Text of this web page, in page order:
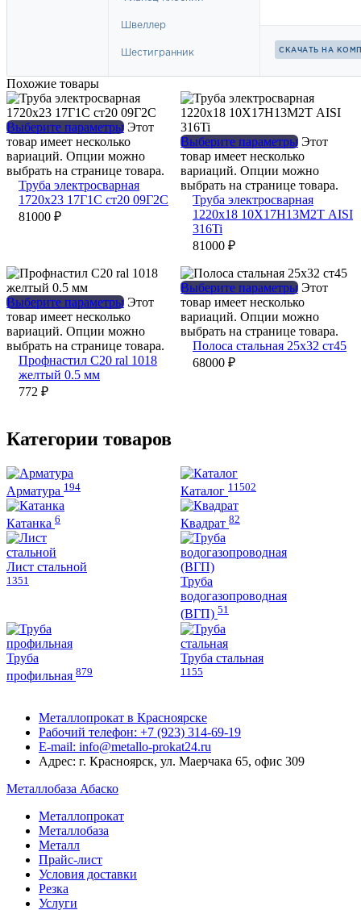
Похожие товары
Выберите параметры Этот
товар имеет несколько
вариаций. Опции можно
выбрать на странице товара.
Труба электросварная
1720х23 17Г1С ст20 09Г2С
81000 ₽
Выберите параметры Этот
товар имеет несколько
вариаций. Опции можно
выбрать на странице товара.
Труба электросварная
1220х18 10Х17Н13М2Т AISI
316Ti
81000 ₽
Выберите параметры Этот
товар имеет несколько
вариаций. Опции можно
выбрать на странице товара.
Профнастил С20 ral 1018
желтый 0.5 мм
772 ₽
Выберите параметры Этот
товар имеет несколько
вариаций. Опции можно
выбрать на странице товара.
Полоса стальная 25х32 ст45
68000 ₽
Категории товаров
Арматура 194 Каталог 11502
Катанка 6 Квадрат 82
Лист стальной
1351
Труба
водогазопроводная
(ВГП) 51
Труба
профильная 879
Труба стальная
1155
Металлопрокат в Красноярске
Рабочий телефон: +7 (923) 314-69-19
E-mail: info@metallo-prokat24.ru
Адрес: г. Красноярск, ул. Маерчака 65, офис 309
Металлобаза Абаско
Металлопрокат
Металлобаза
Металл
Прайс-лист
Условия доставки
Резка
Услуги